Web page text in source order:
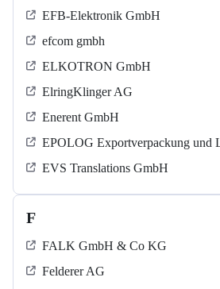
EFB-Elektronik GmbH
efcom gmbh
ELKOTRON GmbH
ElringKlinger AG
Enerent GmbH
EPOLOG Exportverpackung und
EVS Translations GmbH
F
FALK GmbH & Co KG
Felderer AG